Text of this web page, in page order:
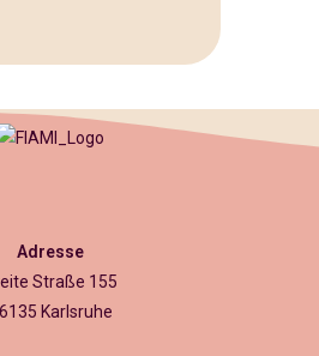
Adresse
Straße 155
Karlsruhe